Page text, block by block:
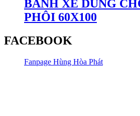
BÁNH XE DÙNG
PHÔI 60X100
FACEBOOK
Fanpage Hùng Hòa Phát